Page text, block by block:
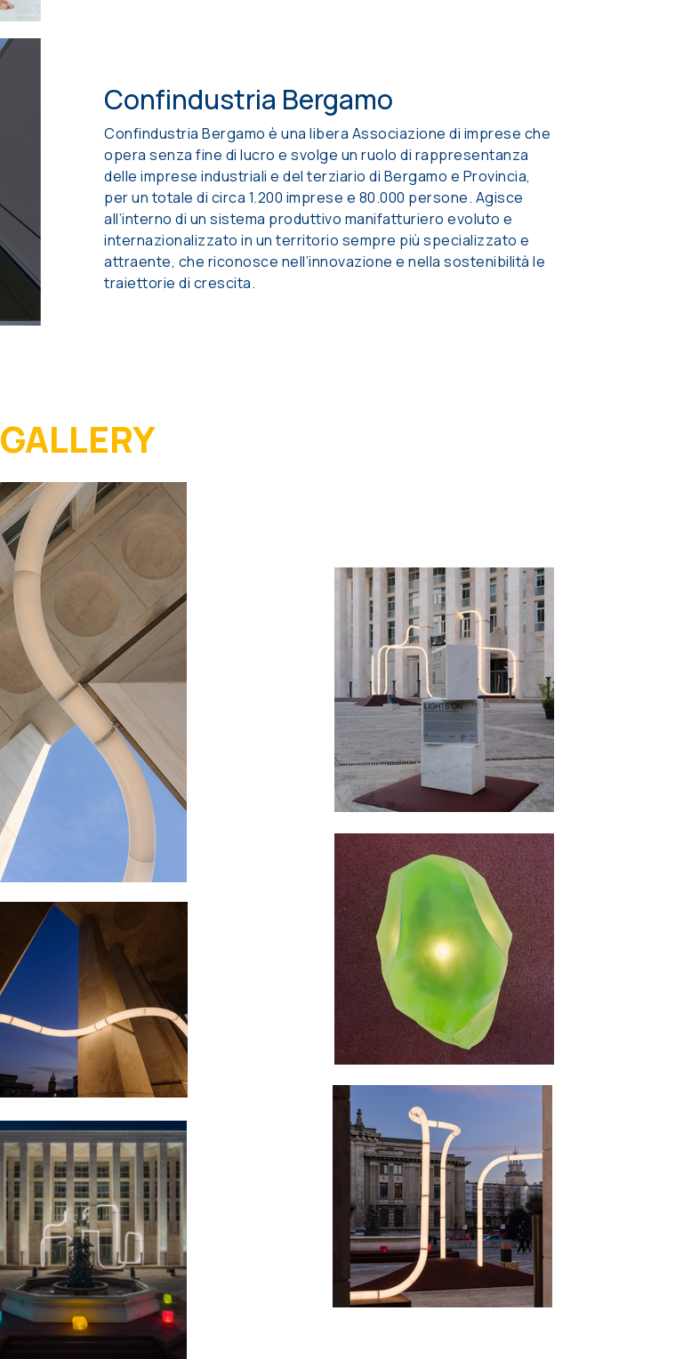
Confindustria Bergamo
Confindustria Bergamo è una libera Associazione di imprese che
opera senza fine di lucro e svolge un ruolo di rappresentanza
delle imprese industriali e del terziario di Bergamo e Provincia,
per un totale di circa 1.200 imprese e 80.000 persone. Agisce
all’interno di un sistema produttivo manifatturiero evoluto e
internazionalizzato in un territorio sempre più specializzato e
attraente, che riconosce nell’innovazione e nella sostenibilità le
traiettorie di crescita.
GALLERY